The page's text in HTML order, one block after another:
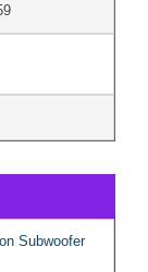
Subwoofer